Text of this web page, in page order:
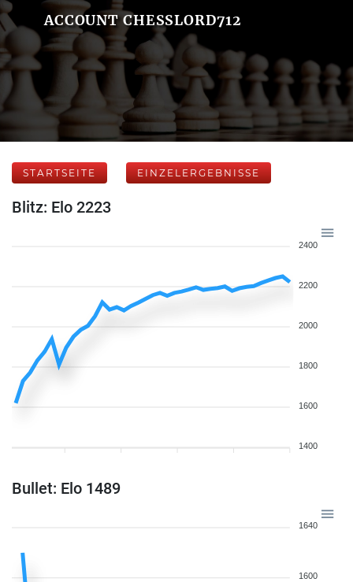
ACCOUNT CHESSLORD712
STARTSEITE EINZELERGEBNISSE
Blitz: Elo 2223
2400
2200
2000
1800
1600
1400
Bullet: Elo 1489
1640
1600